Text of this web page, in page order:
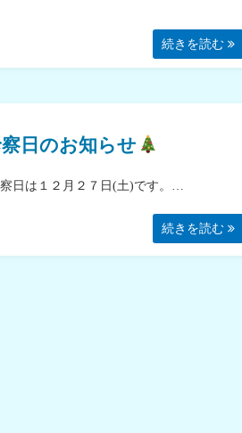
続きを読む
日のお知らせ
日は１２月２７日(土)です。…
続きを読む